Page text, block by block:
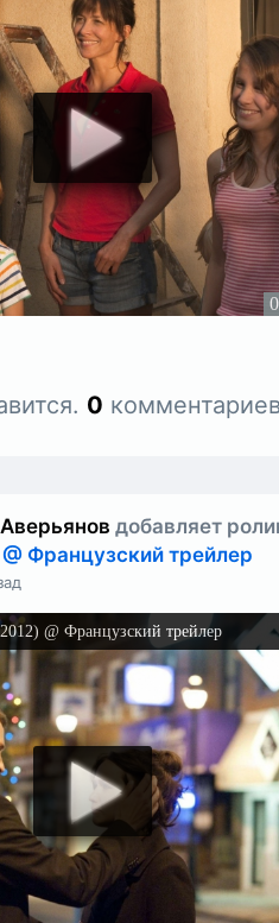
0
добавляет
Французский трейлер